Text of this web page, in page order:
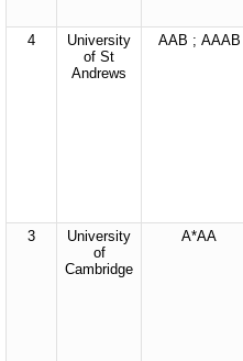
4
University
of St
Andrews
AAB ; AAAB
3
University
of
Cambridge
A*AA